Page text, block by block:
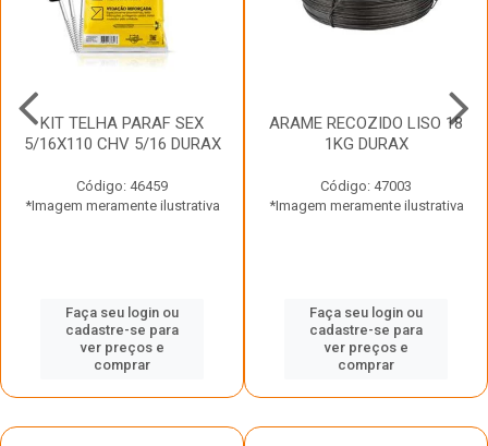
KIT TELHA PARAF SEX
5/16X110 CHV 5/16 DURAX
Código: 46459
*Imagem meramente ilustrativa
Faça seu login ou
cadastre-se para
ver preços e
comprar
ARAME RECOZIDO LISO 18
1KG DURAX
Código: 47003
*Imagem meramente ilustrativa
Faça seu login ou
cadastre-se para
ver preços e
comprar